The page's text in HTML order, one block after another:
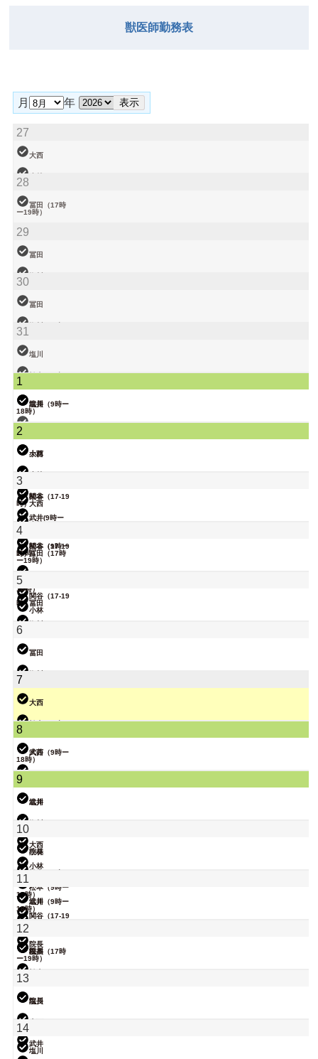
獣医師勤務表
月 年
27
大西
18時）
時）
院長
28
冨田（17時
ー19時）
大西（9時ー
武井
29
冨田
30
冨田
18時）
武井
関谷（17-19
時）
院長
31
塩川
松本（9時ー
18時）
武井
関谷（17-19
時）
1
塩川（9時ー
18時）
小林
関谷（17-19
時）
2
大西
松本
武井(9時ー
18時)
関谷（17-19
時）
3
大西
松本（9時ー
18時）
関谷（17-19
時）
4
冨田（17時
ー19時）
18時）
小林
5
冨田
6
冨田
時）
院長
7
大西
松本（9時ー
18時）
武井
関谷（17-19
時）
8
大西（9時ー
18時）
武井
時）
院長
9
塩川
大西
小林
松本（9時ー
18時）
関谷（17-19
時）
院長
10
小林
18時）
武井
時）
院長
11
塩川（9時ー
18時）
松本（17時
ー19時）
院長
12
塩川
13
塩川
武井
14
塩川